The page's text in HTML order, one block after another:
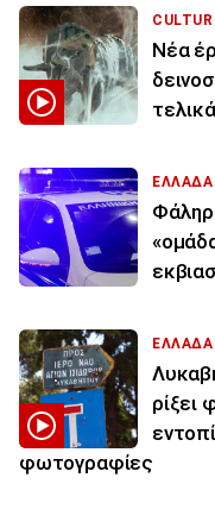
Νέα
ΕΛΛΑΔΑ
ΕΛΛΑΔΑ
ρίξει
φωτογραφίες